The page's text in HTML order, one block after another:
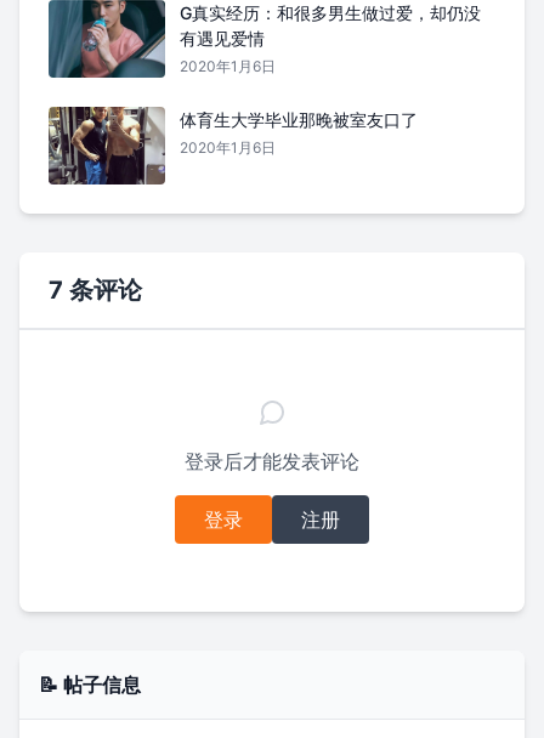
G真实经历：和很多男生做过爱，却仍没
有遇见爱情
2020年1月6日
体育生大学毕业那晚被室友口了
2020年1月6日
7 条评论
登录后才能发表评论
登录 注册
📝 帖子信息